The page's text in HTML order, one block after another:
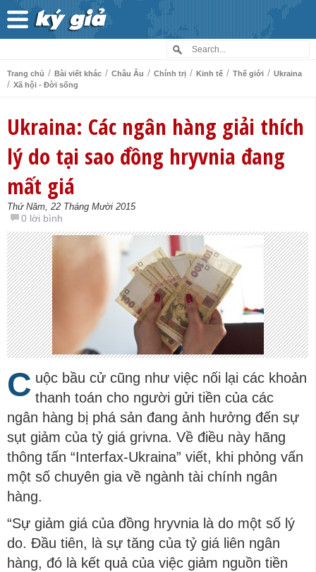
Trang chủ / Bài viết khác / Châu Âu / Chính trị / Kinh tế / Thế giới / Ukraina
/ Xã hội - Đời sống
Ukraina: Các ngân hàng giải thích
lý do tại sao đồng hryvnia đang
mất giá
Thứ Năm, 22 Tháng Mười 2015
0 lời bình
C uộc bầu cử cũng như việc nối lại các khoản
thanh toán cho người gửi tiền của các
ngân hàng bị phá sản đang ảnh hưởng đến sự
sụt giảm của tỷ giá grivna. Về điều này hãng
thông tấn “Interfax-Ukraina” viết, khi phỏng vấn
một số chuyên gia về ngành tài chính ngân
hàng.
“Sự giảm giá của đồng hryvnia là do một số lý
do. Đầu tiên, là sự tăng của tỷ giá liên ngân
hàng, đó là kết quả của việc giảm nguồn tiền